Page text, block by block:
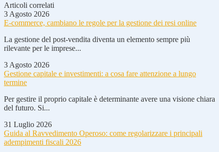
Articoli correlati
3 Agosto 2026
E-commerce, cambiano le regole per la gestione dei resi online
La gestione del post-vendita diventa un elemento sempre più
rilevante per le imprese...
3 Agosto 2026
Gestione capitale e investimenti: a cosa fare attenzione a lungo
termine
Per gestire il proprio capitale è determinante avere una visione chiara
del futuro. Si...
31 Luglio 2026
Guida al Ravvedimento Operoso: come regolarizzare i principali
adempimenti fiscali 2026